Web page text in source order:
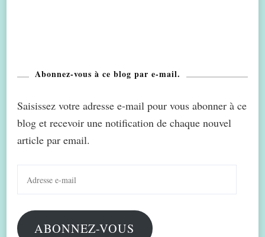
Abonnez-vous à ce blog par e-mail.
Saisissez votre adresse e-mail pour vous abonner à ce
blog et recevoir une notification de chaque nouvel
article par email.
mail
ABONNEZ-VOUS